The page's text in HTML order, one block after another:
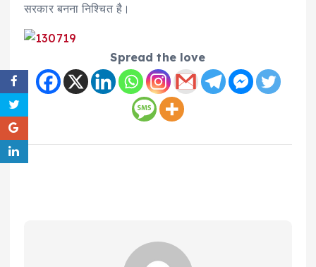
सरकार बनना निश्चित है।
Spread the love